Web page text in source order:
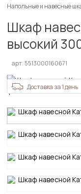
Напольные и навесные
Шкаф
высокий
арт. 5513000160671
Доставка за 1 день